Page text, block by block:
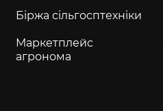
Біржа сільгосптехніки
Маркетплейс
агронома